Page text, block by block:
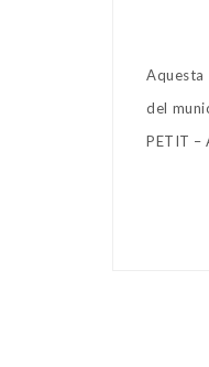
Aquesta
del
PETIT –